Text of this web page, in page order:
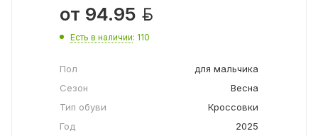
от 94.95 
Есть в наличии: 110
Пол
для мальчика
Сезон
Весна
Тип обуви
Кроссовки
Год
2025